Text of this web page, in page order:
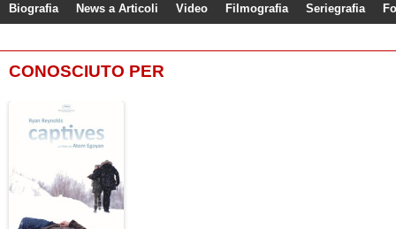
Biografia News a Articoli Video Filmografia Seriegrafia
CONOSCIUTO PER